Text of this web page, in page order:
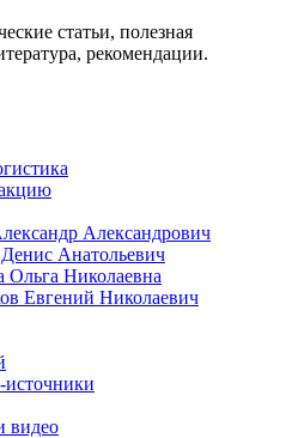
статьи, полезная
рекомендации.
Александрович
Анатольевич
Ольга Николаевна
Евгений Николаевич
источники
видео